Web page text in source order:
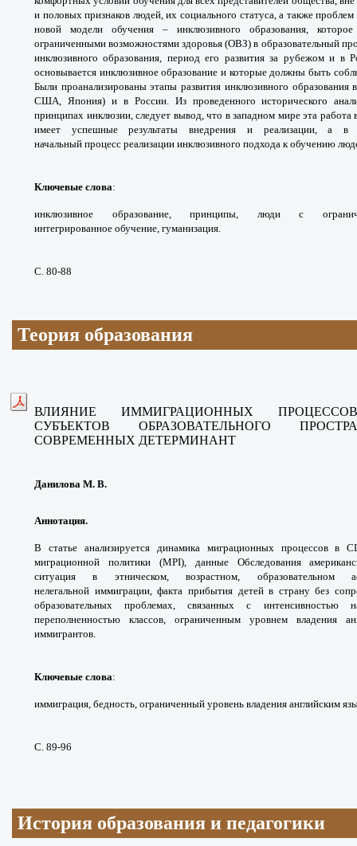
и половых признаков людей, их социального статуса, а также проблем
новой модели обучения – инклюзивного образования,
ограниченными возможностями здоровья(ОВЗ) в образовательный
инклюзивного образования, период его развития за рубежом и в
основывается инклюзивное образование и которые должныбыть
Были проанализированы этапы развития инклюзивного образования
США, Япония) и в России. Из проведенного исторического
принципах инклюзии,следует вывод, что в западном мире эта работа
имеет успешные результаты внедрения и реализации, а в
начальный процесс реализации инклюзивного подхода кобучению
Ключевые слова:
инклюзивное образование,принципы, люди с
интегрированное обучение, гуманизация.
С. 80-88
Теория образования
ВЛИЯНИЕ ИММИГРАЦИОННЫХ
СУБЪЕКТОВ ОБРАЗОВАТЕЛЬНОГО
СОВРЕМЕННЫХ ДЕТЕРМИНАНТ
Данилова М. В.
Аннотация.
В статье анализируется динамика миграционных процессов в
миграционной политики (MPI), данные Обследования
ситуацияв этническом, возрастном, образовательном
нелегальной иммиграции, факта прибытия детей в странубез
образовательных проблемах, связанных с интенсивностью
переполненностью классов, ограниченным уровнем владения
иммигрантов.
Ключевые слова:
иммиграция, бедность, ограниченный уровень владения английским
С. 89-96
История образования и педагогики